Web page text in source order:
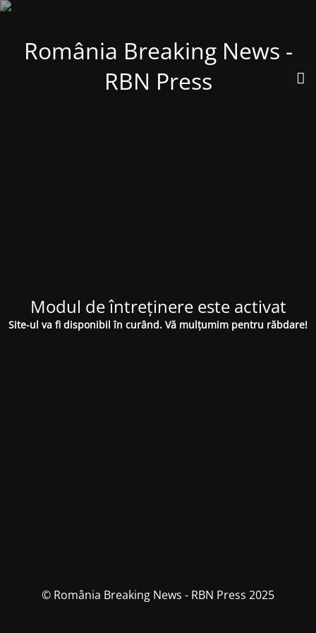
România Breaking News -
RBN Press
Modul de întreținere este activat
Site-ul va fi disponibil în curând. Vă mulțumim pentru răbdare!
© România Breaking News - RBN Press 2025